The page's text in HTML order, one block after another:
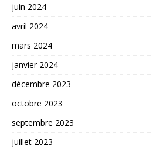
juin 2024
avril 2024
mars 2024
janvier 2024
décembre 2023
octobre 2023
septembre 2023
juillet 2023